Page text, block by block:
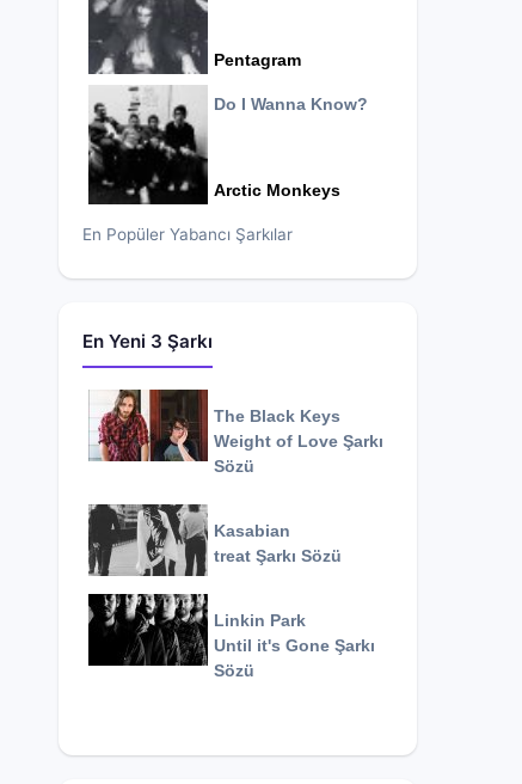
Pentagram
Do I Wanna Know?
Arctic Monkeys
En Popüler Yabancı Şarkılar
En Yeni 3 Şarkı
The Black Keys
Weight of Love Şarkı
Sözü
Kasabian
treat Şarkı Sözü
Linkin Park
Until it's Gone Şarkı
Sözü